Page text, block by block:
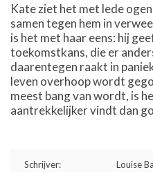
Kate ziet het met lede
samen tegen hem in
is het met haar eens: hij
toekomstkans, die er
daarentegen raakt in
leven overhoop wordt
meest bang van wordt, is
aantrekkelijker vindt dan
Schrijver:
Louise